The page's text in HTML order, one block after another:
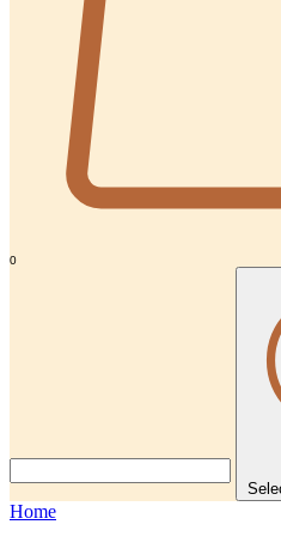
0
Home